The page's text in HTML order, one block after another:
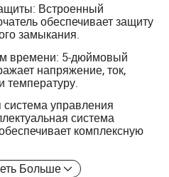
Встроенный
обеспечивает защиту
замыкания.
времени: 5-дюймовый
напряжение, ток,
температуру.
управления
система
комплексную
Больше